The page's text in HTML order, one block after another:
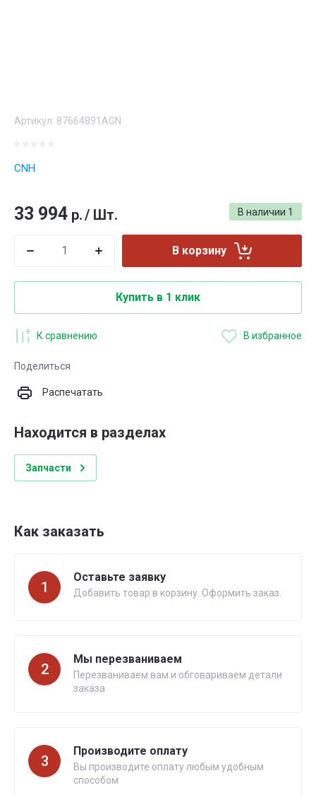
Артикул: 87664891AGN
CNH
В наличии 1
33 994 р./ Шт.
В корзину
Купить в 1 клик
К сравнению В избранное
Поделиться
Распечатать
Находится в разделах
Запчасти
Как заказать
1
Оставьте заявку
Добавить товар в корзину. Оформить заказ.
2
Мы перезваниваем
Перезваниваем вам и обговариваем детали
заказа
3
Производите оплату
Вы производите оплату любым удобным
способом